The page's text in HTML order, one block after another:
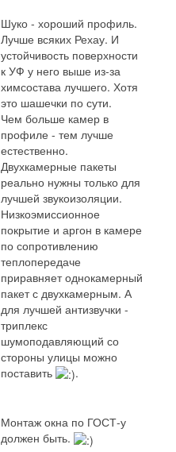
Шуко - хороший профиль.
Лучше всяких Рехау. И
устойчивость поверхности
к УФ у него выше из-за
химсостава лучшего. Хотя
это шашечки по сути.
Чем больше камер в
профиле - тем лучше
естественно.
Двухкамерные пакеты
реально нужны только для
лучшей звукоизоляции.
Низкоэмиссионное
покрытие и аргон в камере
по сопротивлению
теплопередаче
приравняет однокамерный
пакет с двухкамерным. А
для лучшей антизвучки -
триплекс
шумоподавляющий со
стороны улицы можно
поставить
.
Монтаж окна по ГОСТ-у
должен быть.